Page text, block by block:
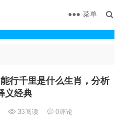
菜单
行千里是什么生肖，分析
义经典
33阅读 0评论